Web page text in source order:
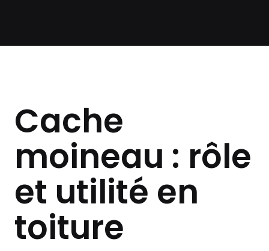
Cache
moineau : rôle
et utilité en
toiture